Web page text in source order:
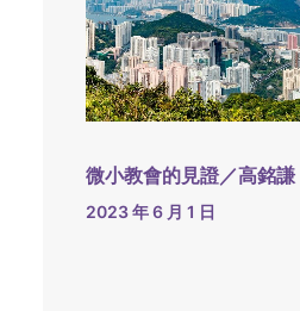
微小教會的見證／高銘謙
2023 年 6 月 1 日